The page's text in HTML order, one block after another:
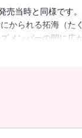
当時と同様です
かられる拓海（た
メンバーの間に
ンヒルバトルがス